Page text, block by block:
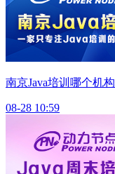
南京Java培训哪个机
08-28 10:59